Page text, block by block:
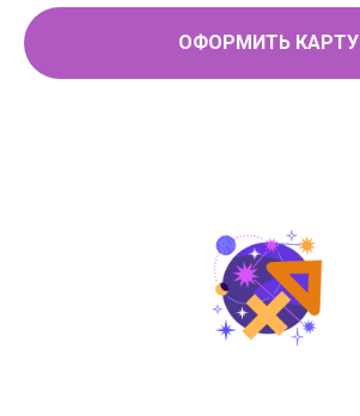
ОФОРМИТЬ КАРТУ